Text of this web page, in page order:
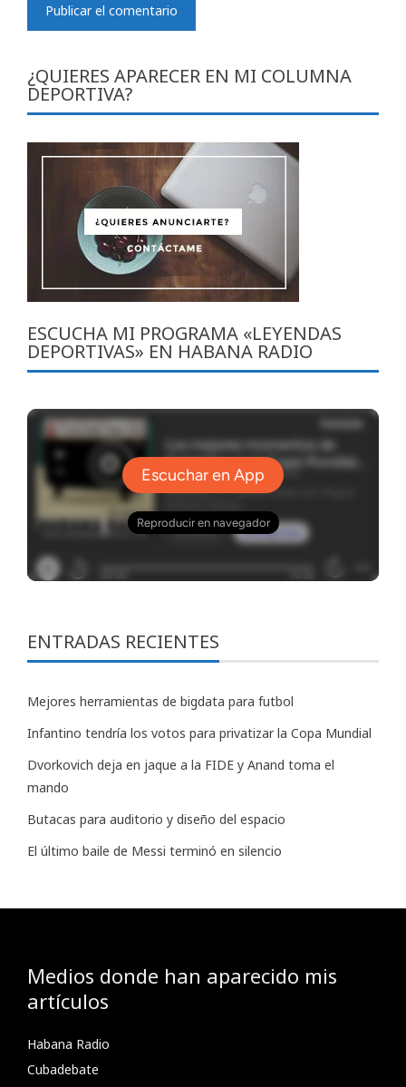
¿QUIERES APARECER EN MI COLUMNA
DEPORTIVA?
ESCUCHA MI PROGRAMA «LEYENDAS
DEPORTIVAS» EN HABANA RADIO
ENTRADAS RECIENTES
Mejores herramientas de bigdata para futbol
Infantino tendría los votos para privatizar la Copa Mundial
Dvorkovich deja en jaque a la FIDE y Anand toma el
mando
Butacas para auditorio y diseño del espacio
El último baile de Messi terminó en silencio
Medios donde han aparecido mis
artículos
Habana Radio
Cubadebate